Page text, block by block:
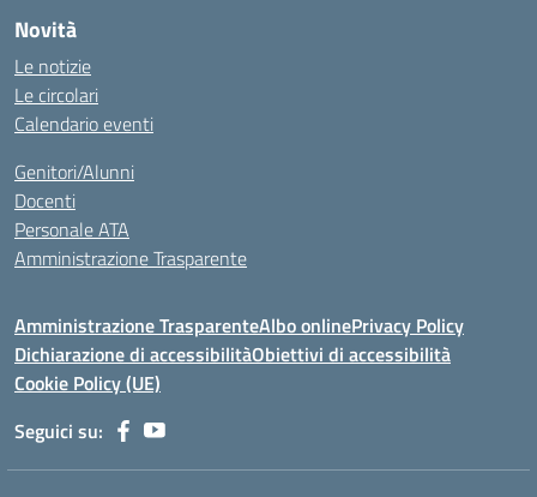
Novità
Le notizie
Le circolari
Calendario eventi
Genitori/Alunni
Docenti
Personale ATA
Amministrazione Trasparente
Amministrazione TrasparenteAlbo onlinePrivacy Policy
Dichiarazione di accessibilitàObiettivi di accessibilità
Cookie Policy (UE)
Seguici su: